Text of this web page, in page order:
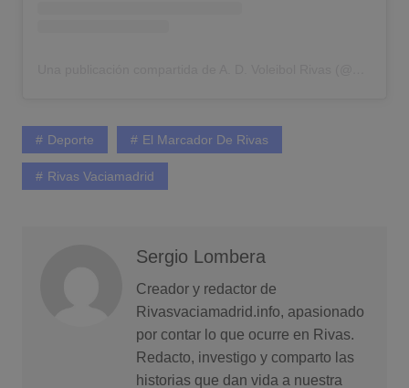
Deporte El Marcador De Rivas
Rivas Vaciamadrid
Sergio Lombera
Creador y redactor de
Rivasvaciamadrid.info, apasionado
por contar lo que ocurre en Rivas.
Redacto, investigo y comparto las
historias que dan vida a nuestra